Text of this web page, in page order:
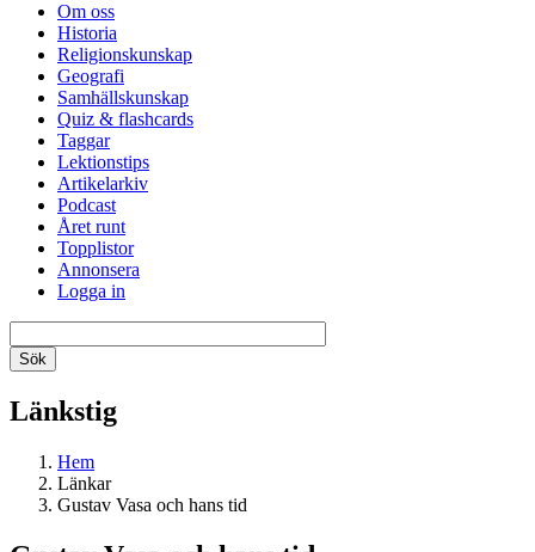
Om oss
Historia
Religionskunskap
Geografi
Samhällskunskap
Quiz & flashcards
Taggar
Lektionstips
Artikelarkiv
Podcast
Året runt
Topplistor
Annonsera
Logga in
Länkstig
Hem
Länkar
Gustav Vasa och hans tid